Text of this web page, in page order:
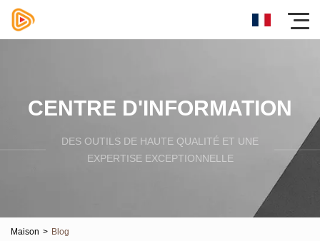
CENTRE D'INFORMATION
DES OUTILS DE HAUTE QUALITÉ ET UNE
EXPERTISE EXCEPTIONNELLE
Maison > Blog